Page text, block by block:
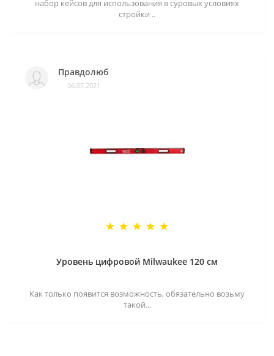
набор кейсов для использования в суровых условиях
стройки ..
Правдолюб
06.07.2021
Уровень цифровой Milwaukee 120 см
Как только появится возможность, обязательно возьму
такой...